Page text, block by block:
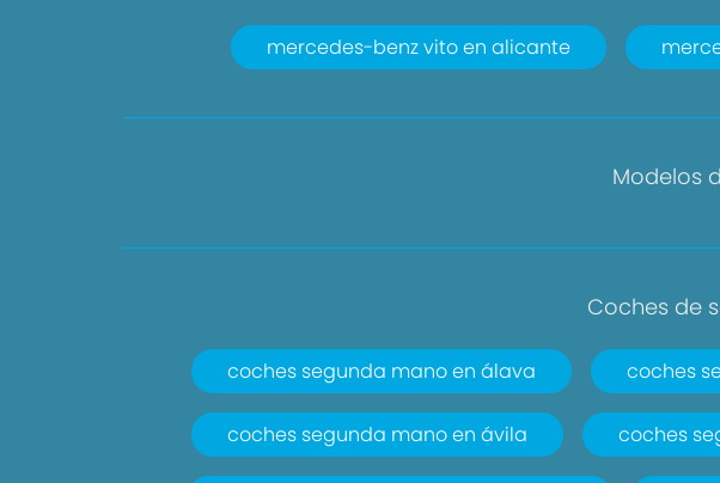
mercedes-benz vito en alicante
Modelos
Coches de
coches segunda mano en álava coches
coches segunda mano en ávila coches